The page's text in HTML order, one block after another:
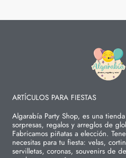
ARTÍCULOS PARA FIESTAS
Algarabía Party Shop, es una
sorpresas, regalos y arreglos de
Fabricamos piñatas a elección.
necesitas para tu fiesta: velas,
servilletas, coronas, souvenirs de